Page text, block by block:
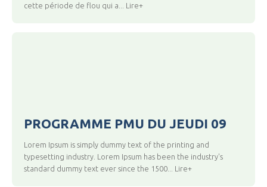
cette période de flou qui a... Lire+
PROGRAMME PMU DU JEUDI 09
Lorem Ipsum is simply dummy text of the printing and
typesetting industry. Lorem Ipsum has been the industry's
standard dummy text ever since the 1500... Lire+